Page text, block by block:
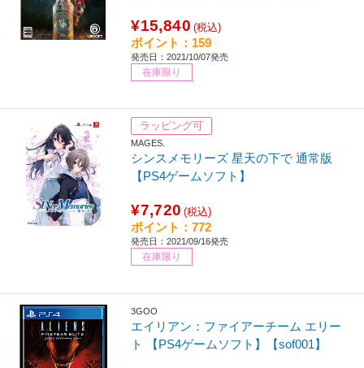
¥15,840 (税込)
ポイント：159
発売日：2021/10/07発売
在庫限り
ラッピング可
MAGES.
シンスメモリーズ 星天の下で 通常版
【PS4ゲームソフト】
¥7,720 (税込)
ポイント：772
発売日：2021/09/16発売
在庫限り
3GOO
エイリアン：ファイアーチーム エリー
ト 【PS4ゲームソフト】【sof001】